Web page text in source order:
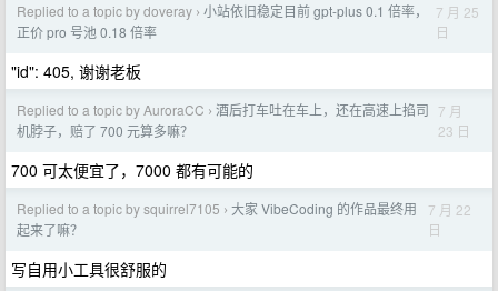
Replied to a topic by doveray › 小站依旧稳定目前 gpt-plus 0.1 倍率，
正价 pro 号池 0.18 倍率
7 月 25
日
"id": 405, 谢谢老板
Replied to a topic by AuroraCC › 酒后打车吐在车上，还在高速上掐司
机脖子，赔了 700 元算多嘛？
7 月
23 日
700 可太便宜了，7000 都有可能的
Replied to a topic by squirrel7105 › 大家 VibeCoding 的作品最终用
起来了嘛？
7 月 22
日
写自用小工具很舒服的